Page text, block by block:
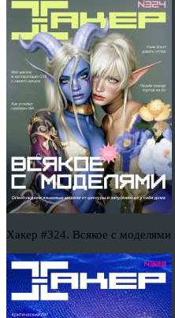
Хакер #324. Всякое с моделями